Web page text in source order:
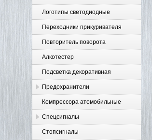
Логотипы светодиодные
Переходники прикуривателя
Повторитель поворота
Алкотестер
Подсветка декоративная
Предохранители
Компрессора атомобильные
Спецсигналы
Стопсигналы